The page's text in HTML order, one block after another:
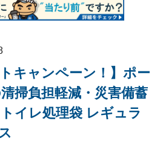
キャンペーン！】ポー
掃負担軽減・災害備蓄
イレ処理袋 レギュラ